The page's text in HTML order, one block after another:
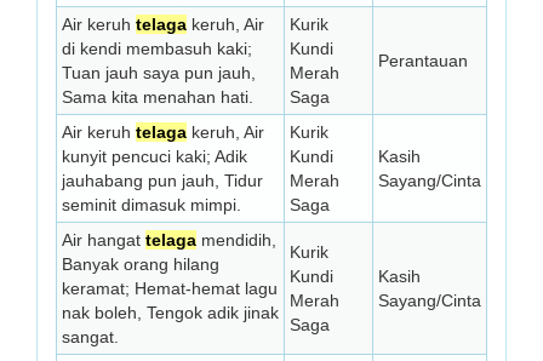
Air keruh telaga keruh, Air
di kendi membasuh kaki;
Tuan jauh saya pun jauh,
Sama kita menahan hati.
Kurik
Kundi
Merah
Saga
Perantauan
Air keruh telaga keruh, Air
kunyit pencuci kaki; Adik
jauhabang pun jauh, Tidur
seminit dimasuk mimpi.
Kurik
Kundi
Merah
Saga
Kasih
Sayang/Cinta
Air hangat telaga mendidih,
Banyak orang hilang
keramat; Hemat-hemat lagu
nak boleh, Tengok adik jinak
sangat.
Kurik
Kundi
Merah
Saga
Kasih
Sayang/Cinta